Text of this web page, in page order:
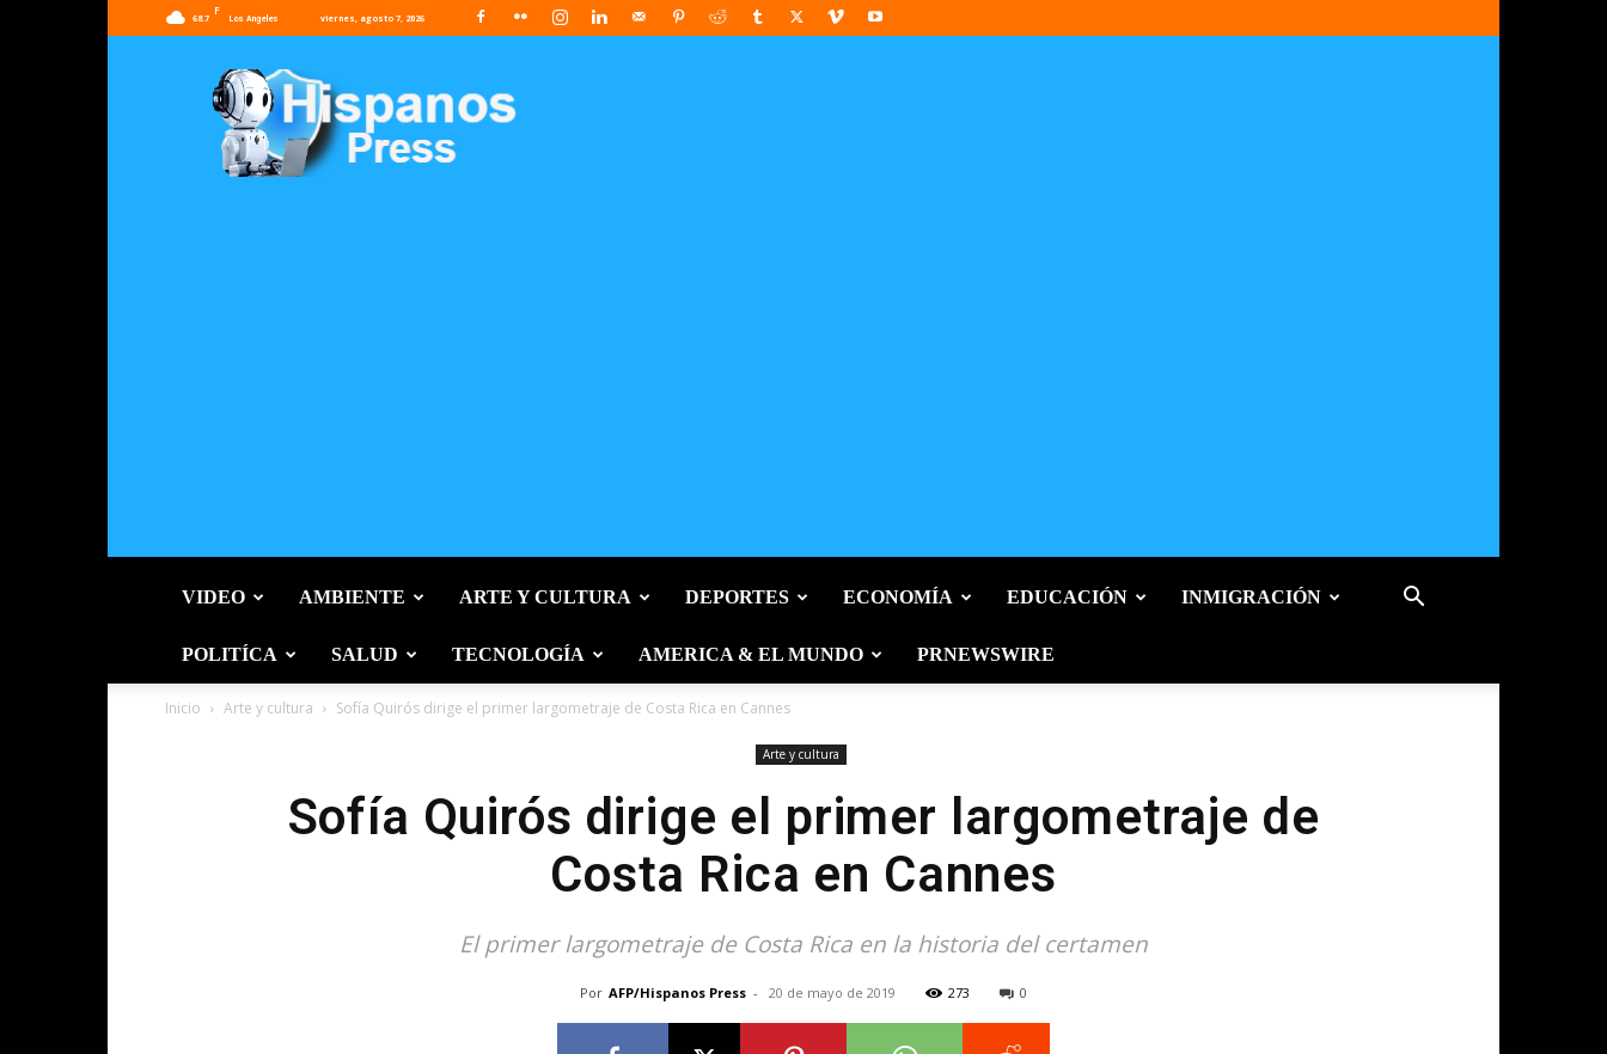
68.7
F
Los Angeles viernes, agosto 7, 2026
Press
VIDEO AMBIENTE ARTE Y CULTURA DEPORTES ECONOMÍA EDUCACIÓN INMIGRACIÓN
POLITÍCA SALUD TECNOLOGÍA AMERICA & EL MUNDO PRNEWSWIRE
Inicio Arte y cultura Sofía Quirós dirige el primer largometraje de Costa Rica en Cannes
Arte y cultura
Sofía Quirós dirige el primer largometraje de
Costa Rica en Cannes
El primer largometraje de Costa Rica en la historia del certamen
Por AFP/Hispanos Press - 20 de mayo de 2019 273 0